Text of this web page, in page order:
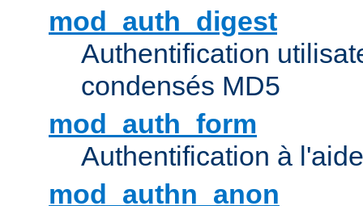
mod_auth_digest
Authentification
condensés MD5
mod_auth_form
Authentification à
mod_authn_anon